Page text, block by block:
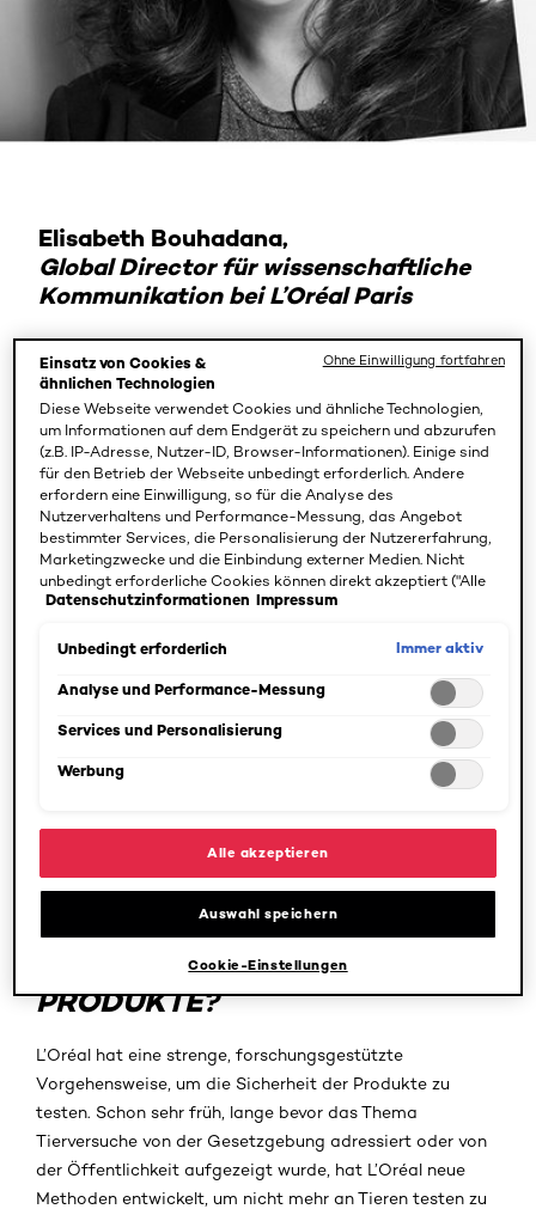
Elisabeth Bouhadana,
Global Director für wissenschaftliche
Kommunikation bei L’Oréal Paris
Mit einem Abschluss in Enzymologie an der Universität
Paris XI Orsay, einer Ausbildung am Institut de chimie
des substances naturelles (ICSN) in Gif-sur-Yvette sowie
einem Studium im Bereich Innovation & Technology
Management verfügt Elisabeth über eine
beeindruckende Ausbildung. Sie ist seit über 17 Jahren in
der L’Oréal-Gruppe tätig und hat sich zunächst auf die
Hautpflege in den Chevilly-Larue-Hautpflegelabors
spezialisiert. Anschließend wechselte sie in den Bereich
Entwicklung und arbeitete an einer Reihe professioneller
ästhetischer Verfahren für Dermatologen. Danach
übernahm Elisabeth die Rolle des Direktors für
Gemeinschaftsunternehmen von L’Oréal und Nestlé, das
sich auf Nahrungsergänzungsmittel für Haut und Haare
spezialisiert hat, bevor sie 2012 zum internationalen
Team von L’Oréal Paris als Global Scientific
WIETESTEN SIE DIE
SICHERHEIT IHRER
PRODUKTE?
L’Oréal hat eine strenge, forschungsgestützte
Vorgehensweise, um die Sicherheit der Produkte zu
testen. Schon sehr früh, lange bevor das Thema
Tierversuche von der Gesetzgebung adressiert oder von
der Öffentlichkeit aufgezeigt wurde, hat L’Oréal neue
Methoden entwickelt, um nicht mehr an Tieren testen zu
Einsatz von Cookies &
ähnlichen Technologien
Diese Webseite verwendet Cookies und ähnliche Technologien,
um Informationen auf dem Endgerät zu speichern und abzurufen
(z.B. IP-Adresse, Nutzer-ID, Browser-Informationen). Einige sind
für den Betrieb der Webseite unbedingt erforderlich. Andere
erfordern eine Einwilligung, so für die Analyse des
Nutzerverhaltens und Performance-Messung, das Angebot
bestimmter Services, die Personalisierung der Nutzererfahrung,
Marketingzwecke und die Einbindung externer Medien. Nicht
unbedingt erforderliche Cookies können direkt akzeptiert ("Alle
akzeptieren") oder abgelehnt ("Ohne Einwilligung fortfahren")
ebenfalls möglich und speicherbar ("Auswahl speichern"). Die
angepasst werden. Für weitere Informationen s. unsere
Datenschutzinformationen Impressum
Unbedingt erforderlich Immer aktiv
Analyse und Performance-Messung
Services und Personalisierung
Werbung
Alle akzeptieren
Auswahl speichern
Cookie-Einstellungen
Ohne Einwilligung fortfahren